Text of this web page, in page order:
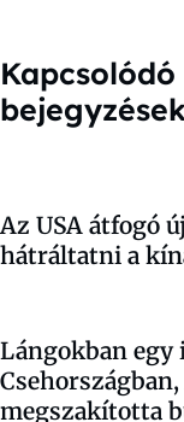
Kapcsolódó
Az USA átfogó
hátráltatni a
Lángokban
megszakította